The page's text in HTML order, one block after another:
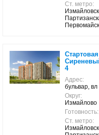
Ст. метро:
4
Адрес:
бульвар, вл
Округ:
Измайлово
Готовность:
Ст. метро: